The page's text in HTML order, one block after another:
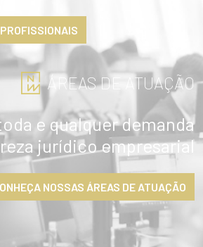
ÁREAS DE ATUAÇÃO
e qualquer demanda
jurídico empresarial
NOSSAS ÁREAS DE ATUAÇÃO